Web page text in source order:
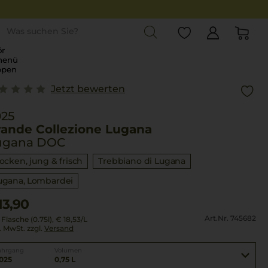
Jetzt bewerten
Collezione Lugana
DOC
jung & frisch
Trebbiano di Lugana
Lombardei
(0.75l), € 18,53/L
MwSt. zzgl. Versand
Art.Nr. 745682
0,75 L